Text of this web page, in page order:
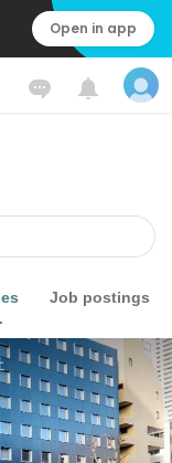
Open in app
Job postings